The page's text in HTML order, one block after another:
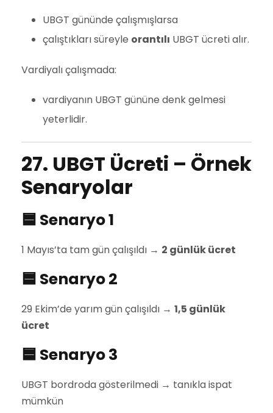
UBGT gününde çalışmışlarsa
çalıştıkları süreyle orantılı UBGT ücreti alır.
Vardiyalı çalışmada:
vardiyanın UBGT gününe denk gelmesi
yeterlidir.
27. UBGT Ücreti – Örnek
Senaryolar
🟦 Senaryo 1
1 Mayıs’ta tam gün çalışıldı → 2 günlük ücret
🟦 Senaryo 2
29 Ekim’de yarım gün çalışıldı → 1,5 günlük
ücret
🟦 Senaryo 3
UBGT bordroda gösterilmedi → tanıkla ispat
mümkün